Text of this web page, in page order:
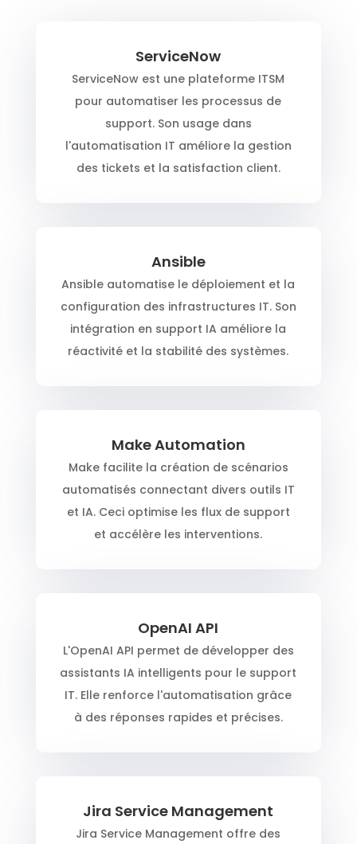
ServiceNow
ServiceNow est une plateforme ITSM
pour automatiser les processus de
support. Son usage dans
l'automatisation IT améliore la gestion
des tickets et la satisfaction client.
Ansible
Ansible automatise le déploiement et la
configuration des infrastructures IT. Son
intégration en support IA améliore la
réactivité et la stabilité des systèmes.
Make Automation
Make facilite la création de scénarios
automatisés connectant divers outils IT
et IA. Ceci optimise les flux de support
et accélère les interventions.
OpenAI API
L'OpenAI API permet de développer des
assistants IA intelligents pour le support
IT. Elle renforce l'automatisation grâce
à des réponses rapides et précises.
Jira Service Management
Jira Service Management offre des